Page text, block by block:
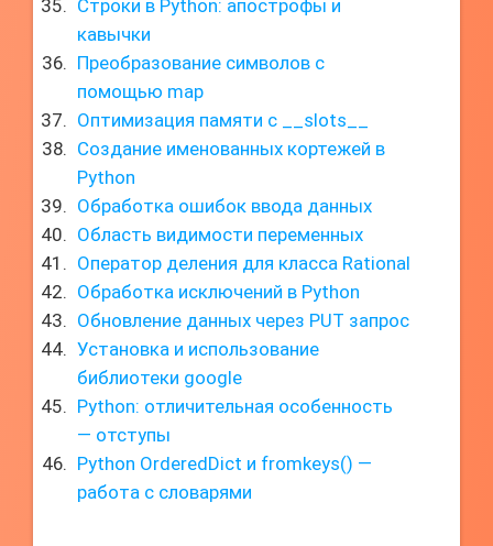
Строки в Python: апострофы и
кавычки
Преобразование символов с
помощью map
Оптимизация памяти с __slots__
Создание именованных кортежей в
Python
Обработка ошибок ввода данных
Область видимости переменных
Оператор деления для класса Rational
Обработка исключений в Python
Обновление данных через PUT запрос
Установка и использование
библиотеки google
Python: отличительная особенность
— отступы
Python OrderedDict и fromkeys() —
работа с словарями